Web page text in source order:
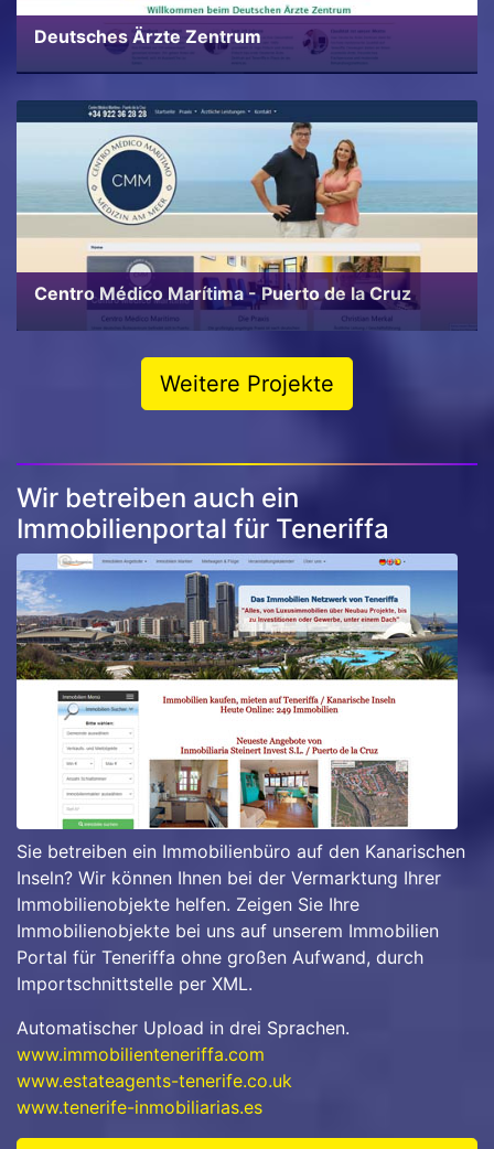
Deutsches Ärzte Zentrum
Centro Médico Marítima - Puerto de la Cruz
Weitere Projekte
Wir betreiben auch ein
Immobilienportal für Teneriffa
Sie betreiben ein Immobilienbüro auf den Kanarischen
Inseln? Wir können Ihnen bei der Vermarktung Ihrer
Immobilienobjekte helfen. Zeigen Sie Ihre
Immobilienobjekte bei uns auf unserem Immobilien
Portal für Teneriffa ohne großen Aufwand, durch
Importschnittstelle per XML.
Automatischer Upload in drei Sprachen.
www.immobilienteneriffa.com
www.estateagents-tenerife.co.uk
www.tenerife-inmobiliarias.es